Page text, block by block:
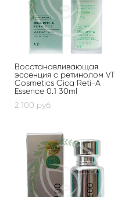
Восстанавливающая
эссенция с ретинолом VT
Cosmetics Cica Reti-A
Essence 0.1 30ml
2 100 pуб.